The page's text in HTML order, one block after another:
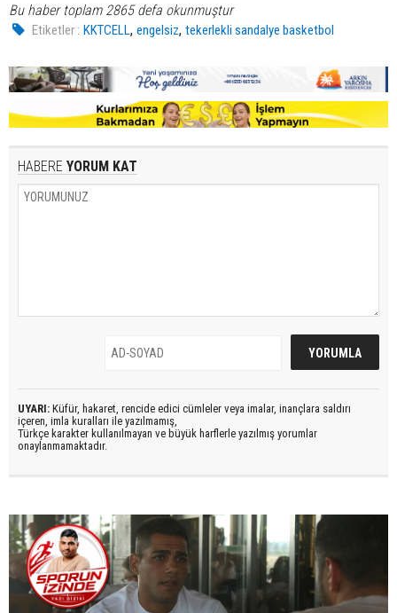
Bu haber toplam 2865 defa okunmuştur
Etiketler : KKTCELL,engelsiz,tekerlekli sandalye basketbol
HABERE YORUM KAT
UYARI: Küfür, hakaret, rencide edici cümleler veya imalar, inançlara saldırı
içeren, imla kuralları ile yazılmamış,
Türkçe karakter kullanılmayan ve büyük harflerle yazılmış yorumlar
onaylanmamaktadır.